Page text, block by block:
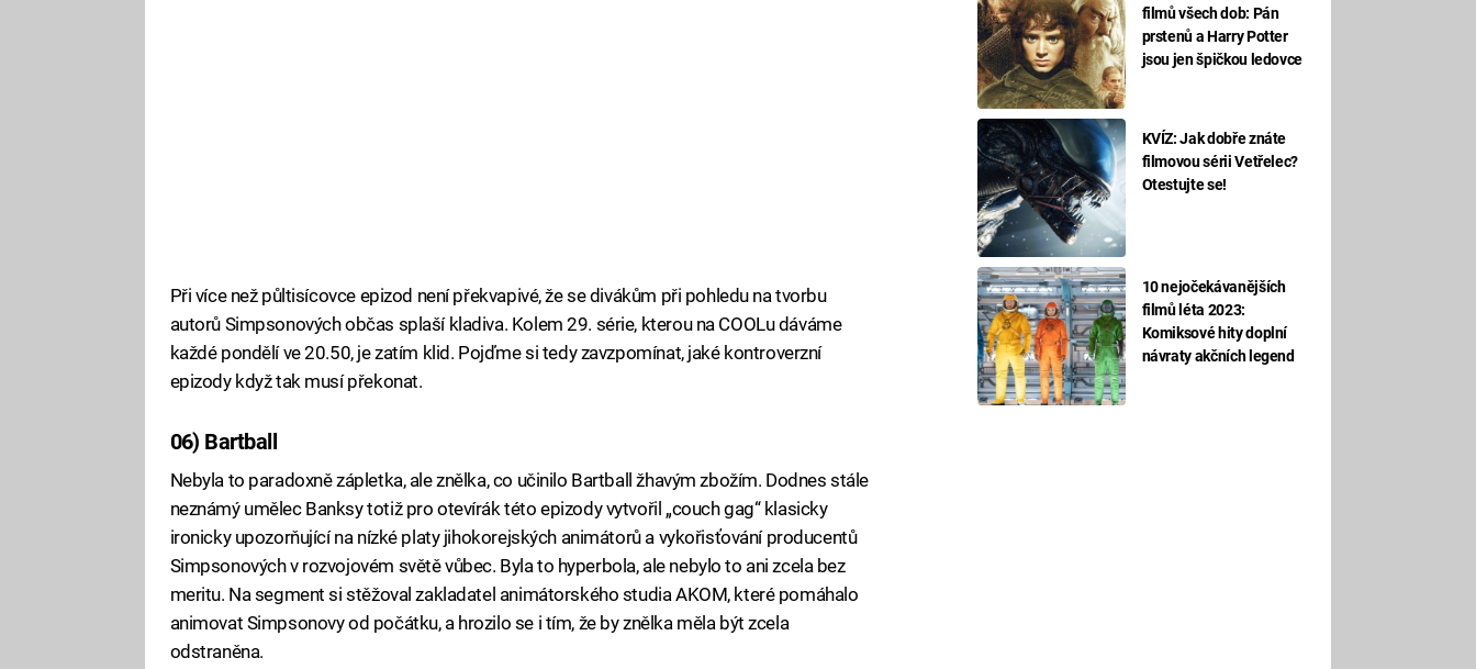
filmů všech dob: Pán
prstenů a Harry Potter
jsou jen špičkou ledovce
KVÍZ: Jak dobře znáte
filmovou sérii Vetřelec?
Otestujte se!
10 nejočekávanějších
filmů léta 2023:
Komiksové hity doplní
návraty akčních legend
Při více než půltisícovce epizod není překvapivé, že se divákům při pohledu na tvorbu
autorů Simpsonových občas splaší kladiva. Kolem 29. série, kterou na COOLu dáváme
každé pondělí ve 20.50, je zatím klid. Pojďme si tedy zavzpomínat, jaké kontroverzní
epizody když tak musí překonat.
06) Bartball
Nebyla to paradoxně zápletka, ale znělka, co učinilo Bartball žhavým zbožím. Dodnes stále
neznámý umělec Banksy totiž pro otevírák této epizody vytvořil „couch gag“ klasicky
ironicky upozorňující na nízké platy jihokorejských animátorů a vykořisťování producentů
Simpsonových v rozvojovém světě vůbec. Byla to hyperbola, ale nebylo to ani zcela bez
meritu. Na segment si stěžoval zakladatel animátorského studia AKOM, které pomáhalo
animovat Simpsonovy od počátku, a hrozilo se i tím, že by znělka měla být zcela
odstraněna.